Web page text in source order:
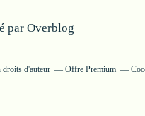
par Overblog
droits d'auteur Offre Premium